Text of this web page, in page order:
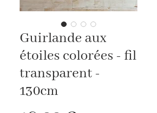
Guirlande aux
étoiles colorées - fil
transparent -
130cm